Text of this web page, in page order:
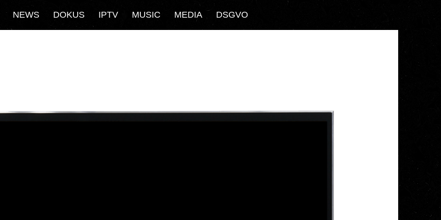
NEWS DOKUS IPTV MUSIC MEDIA DSGVO